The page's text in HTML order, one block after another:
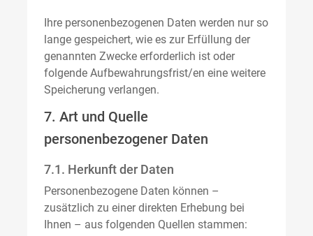
Ihre personenbezogenen Daten werden nur so
lange gespeichert, wie es zur Erfüllung der
genannten Zwecke erforderlich ist oder
folgende Aufbewahrungsfrist/en eine weitere
Speicherung verlangen.
7. Art und Quelle
personenbezogener Daten
7.1. Herkunft der Daten
Personenbezogene Daten können –
zusätzlich zu einer direkten Erhebung bei
Ihnen – aus folgenden Quellen stammen: